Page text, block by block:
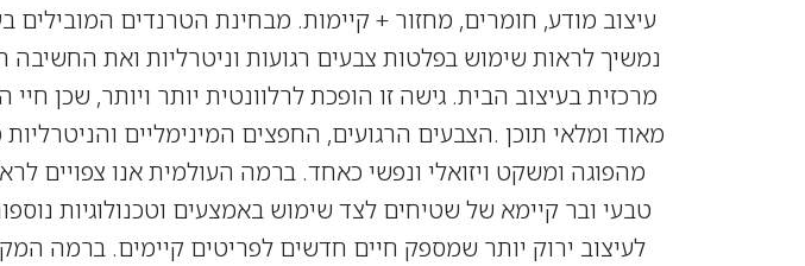
נמשיך לראות שימוש בפלטות צבעים רגועות וניטרליות ואת החשיבה
מרכזית בעיצוב הבית. גישה זו הופכת לרלוונטית יותר ויותר, שכן חיי
מאוד ומלאי תוכן .הצבעים הרגועים, החפצים המינימליים
מהפוגה ומשקט ויזואלי ונפשי כאחד. ברמה העולמית אנו צפויים
טבעי ובר קיימא של שטיחים לצד שימוש באמצעים וטכנולוגיות
לעיצוב ירוק יותר שמספק חיים חדשים לפריטים קיימים. ברמה